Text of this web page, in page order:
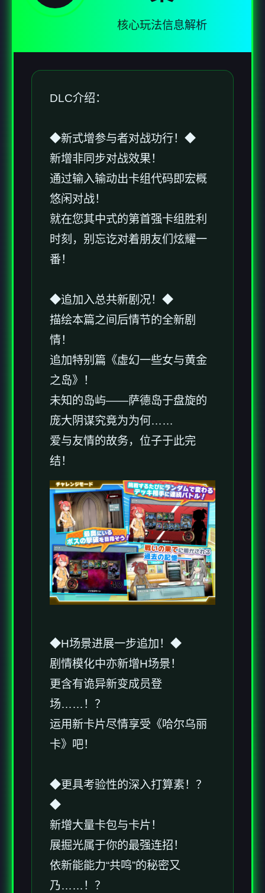
核心玩法信息解析
DLC介绍：
◆新式增参与者对战功行！◆
新增非同步对战效果！
通过输入输动出卡组代码即宏概
悠闲对战！
就在您其中式的第首强卡组胜利
时刻，别忘讫对着朋友们炫耀一
番！
◆追加入总共新剧况！◆
描绘本篇之间后情节的全新剧
情！
追加特别篇《虚幻一些女与黄金
之岛》！
未知的岛屿——萨德岛于盘旋的
庞大阴谋究竟为为何……
爱与友情的故务，位子于此完
结！
◆H场景进展一步追加！◆
剧情模化中亦新增H场景！
更含有诡异新变成员登
场……！？
运用新卡片尽情享受《哈尔乌丽
卡》吧！
◆更具考验性的深入打算素！？
◆
新增大量卡包与卡片！
展掘光属于你的最强连招！
依新能能力“共鸣”的秘密又
乃……！？